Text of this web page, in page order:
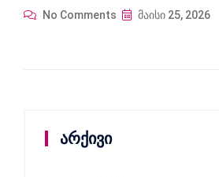
No Comments მაისი 25, 2026
არქივი